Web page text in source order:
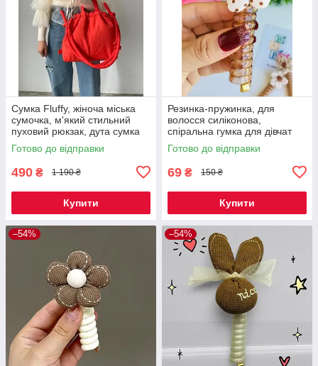
Сумка Fluffy, жіноча міська
сумочка, м'який стильний
пуховий рюкзак, дута сумка
червона Код 00-0452
Готово до відправки
490 ₴ 1 190 ₴
Купити
Резинка-пружинка, для
волосся силіконова,
спіральна гумка для дівчат
квіточка горошок 1 шт Код 00-
0483
Готово до відправки
69 ₴ 150 ₴
Купити
–54% –54%